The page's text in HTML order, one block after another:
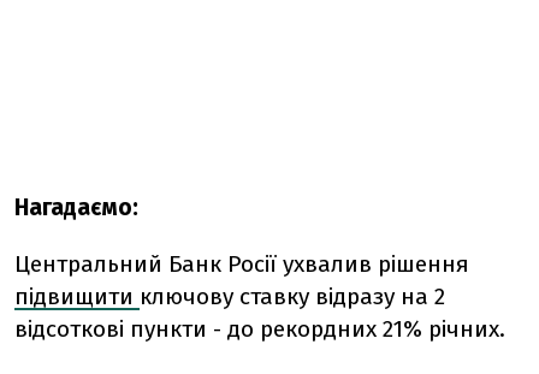
Нагадаємо:
Центральний Банк Росії ухвалив рішення
підвищити ключову ставку відразу на 2
відсоткові пункти - до рекордних 21% річних.